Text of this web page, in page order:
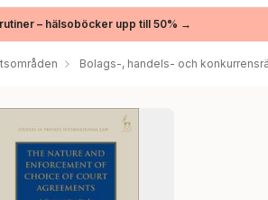
– hälsoböcker upp till 50% →
Bolags-, handels- och